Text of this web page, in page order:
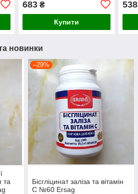
683₴
Купити
538
новинки
та
–29%
Бісгліцинат заліза та вітамін
С №60 Ersag